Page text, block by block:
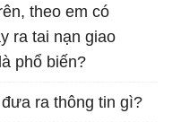
theo em có
ra tai nạn giao
phổ biến?
ra thông tin gì?